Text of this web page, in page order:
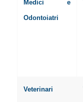
Medici e
Odontoiatri
Veterinari